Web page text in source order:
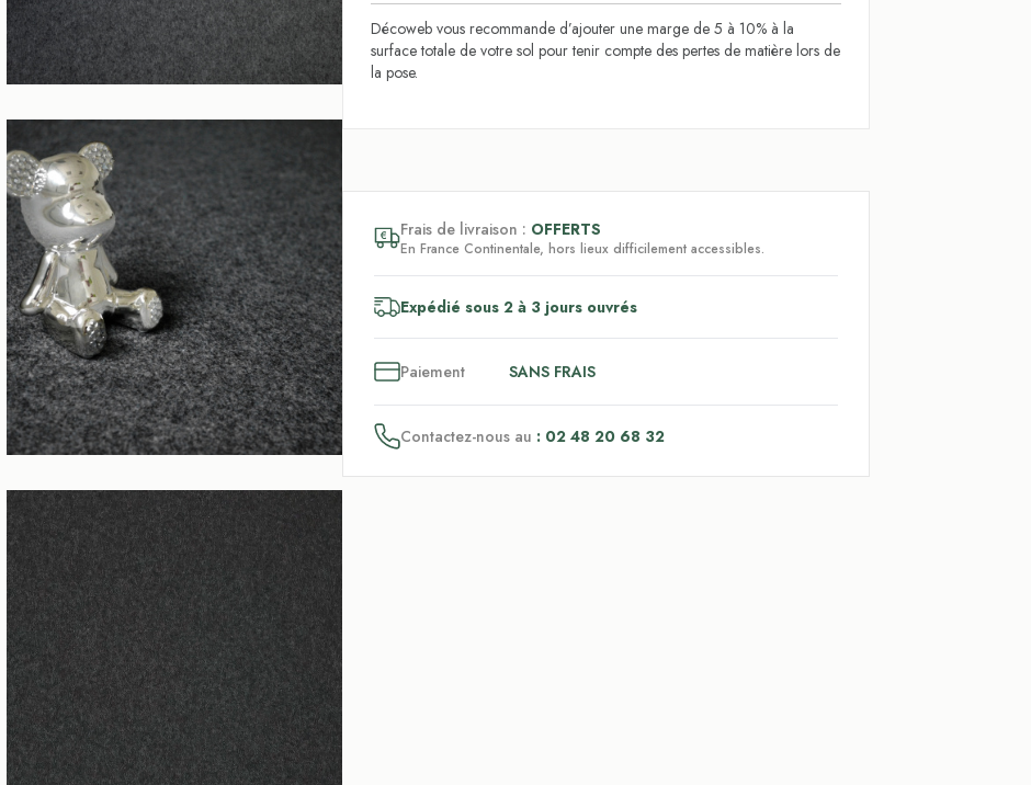
Décoweb vous recommande d’ajouter une marge de 5 à 10% à la
surface totale de votre sol pour tenir compte des pertes de matière lors de
la pose.
Frais de livraison : OFFERTS
En France Continentale, hors lieux difficilement accessibles.
Expédié sous 2 à 3 jours ouvrés
Paiement SANS FRAIS
Contactez-nous au : 02 48 20 68 32